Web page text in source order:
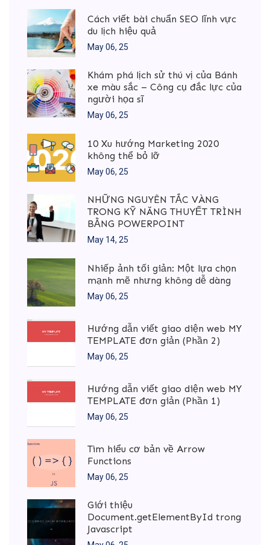
Cách viết bài chuẩn SEO lĩnh vực
du lịch hiệu quả
May 06, 25
Khám phá lịch sử thú vị của Bánh
xe màu sắc – Công cụ đắc lực của
người họa sĩ
May 06, 25
10 Xu hướng Marketing 2020
không thể bỏ lỡ
May 06, 25
NHỮNG NGUYÊN TẮC VÀNG
TRONG KỸ NĂNG THUYẾT TRÌNH
BẰNG POWERPOINT
May 14, 25
Nhiếp ảnh tối giản: Một lựa chọn
mạnh mẽ nhưng không dễ dàng
May 06, 25
Hướng dẫn viết giao diện web MY
TEMPLATE đơn giản (Phần 2)
May 06, 25
Hướng dẫn viết giao diện web MY
TEMPLATE đơn giản (Phần 1)
May 06, 25
Tìm hiểu cơ bản về Arrow
Functions
May 06, 25
Giới thiệu
Document.getElementById trong
Javascript